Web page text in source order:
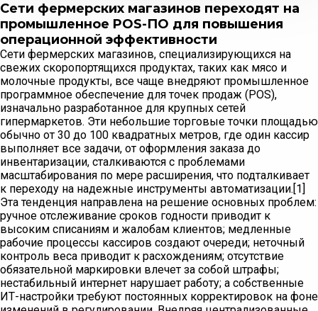
Сети фермерских магазинов переходят на
промышленное POS-ПО для повышения
операционной эффективности
Сети фермерских магазинов, специализирующихся на
свежих скоропортящихся продуктах, таких как мясо и
молочные продукты, все чаще внедряют промышленное
программное обеспечение для точек продаж (POS),
изначально разработанное для крупных сетей
гипермаркетов. Эти небольшие торговые точки площадью
обычно от 30 до 100 квадратных метров, где один кассир
выполняет все задачи, от оформления заказа до
инвентаризации, сталкиваются с проблемами
масштабирования по мере расширения, что подталкивает
к переходу на надежные инструменты автоматизации.[1]
Эта тенденция направлена на решение основных проблем:
ручное отслеживание сроков годности приводит к
высоким списаниям и жалобам клиентов; медленные
рабочие процессы кассиров создают очереди; неточный
контроль веса приводит к расхождениям; отсутствие
обязательной маркировки влечет за собой штрафы;
нестабильный интернет нарушает работу; а собственные
ИТ-настройки требуют постоянных корректировок на фоне